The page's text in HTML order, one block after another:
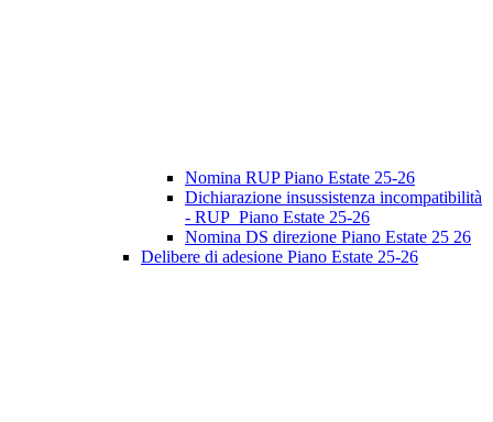
Nomina RUP Piano Estate 25-26
Dichiarazione insussistenza incompatibilità
- RUP_Piano Estate 25-26
Nomina DS direzione Piano Estate 25 26
Delibere di adesione Piano Estate 25-26